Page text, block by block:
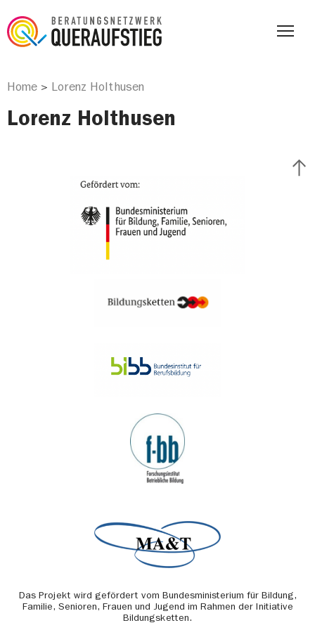
Home > Lorenz Holthusen
Lorenz Holthusen
Das Projekt wird gefördert vom Bundesministerium für Bildung,
Familie, Senioren, Frauen und Jugend im Rahmen der Initiative
Bildungsketten.